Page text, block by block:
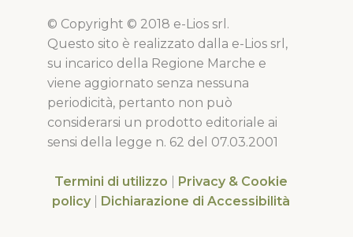
© Copyright © 2018 e-Lios srl.
Questo sito è realizzato dalla e-Lios srl,
su incarico della Regione Marche e
viene aggiornato senza nessuna
periodicità, pertanto non può
considerarsi un prodotto editoriale ai
sensi della legge n. 62 del 07.03.2001
Termini di utilizzo
Privacy & Cookie
policy
Dichiarazione di Accessibilità